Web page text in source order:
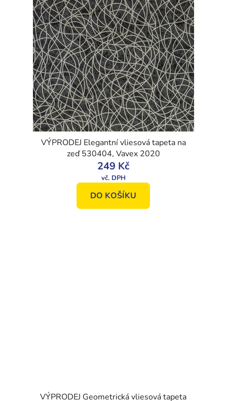
VÝPRODEJ Elegantní vliesová tapeta na
zeď 530404, Vavex 2020
249 Kč
DO KOŠÍKU
VÝPRODEJ Geometrická vliesová tapeta